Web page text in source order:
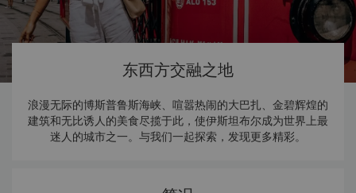
东西方交融之地
浪漫无际的博斯普鲁斯海峡、喧嚣热闹的大巴扎、金碧辉煌的
建筑和无比诱人的美食尽揽于此，使伊斯坦布尔成为世界上最
迷人的城市之一。与我们一起探索，发现更多精彩。